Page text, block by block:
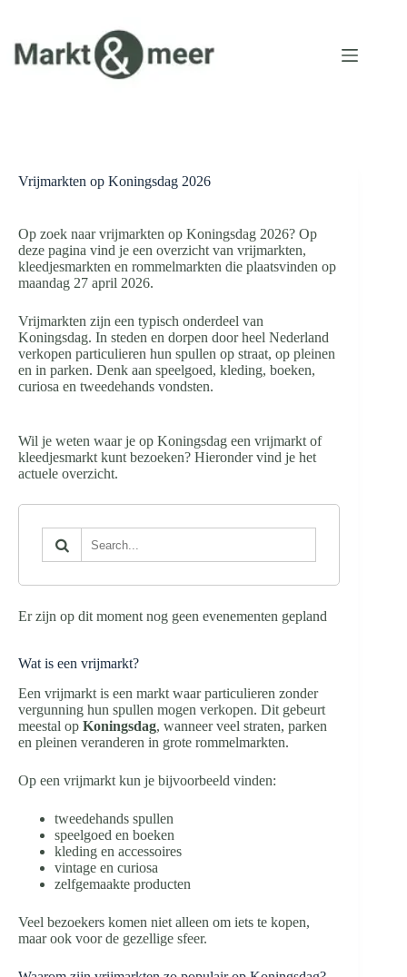
de
inhoud
Vrijmarkten op Koningsdag 2026
Op zoek naar vrijmarkten op Koningsdag 2026? Op
deze pagina vind je een overzicht van vrijmarkten,
kleedjesmarkten en rommelmarkten die plaatsvinden op
maandag 27 april 2026.
Vrijmarkten zijn een typisch onderdeel van
Koningsdag. In steden en dorpen door heel Nederland
verkopen particulieren hun spullen op straat, op pleinen
en in parken. Denk aan speelgoed, kleding, boeken,
curiosa en tweedehands vondsten.
Wil je weten waar je op Koningsdag een vrijmarkt of
kleedjesmarkt kunt bezoeken? Hieronder vind je het
actuele overzicht.
Er zijn op dit moment nog geen evenementen gepland
Wat is een vrijmarkt?
Een vrijmarkt is een markt waar particulieren zonder
vergunning hun spullen mogen verkopen. Dit gebeurt
meestal op Koningsdag, wanneer veel straten, parken
en pleinen veranderen in grote rommelmarkten.
Op een vrijmarkt kun je bijvoorbeeld vinden:
tweedehands spullen
speelgoed en boeken
kleding en accessoires
vintage en curiosa
zelfgemaakte producten
Veel bezoekers komen niet alleen om iets te kopen,
maar ook voor de gezellige sfeer.